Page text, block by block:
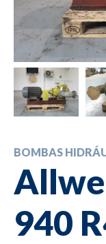
BOMBAS
940